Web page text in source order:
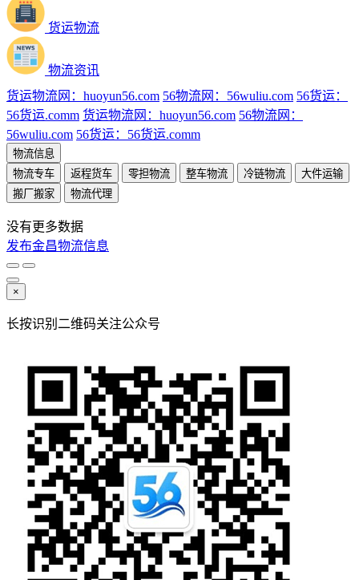
货运物流
物流资讯
货运物流网：huoyun56.com 56物流网：56wuliu.com 56货运：
56货运.comm 货运物流网：huoyun56.com 56物流网：
56wuliu.com 56货运：56货运.comm
物流信息
物流专车
返程货车 零担物流 整车物流 冷链物流
大件运输
搬厂搬家
物流代理
没有更多数据
发布金昌物流信息
×
长按识别二维码关注公众号